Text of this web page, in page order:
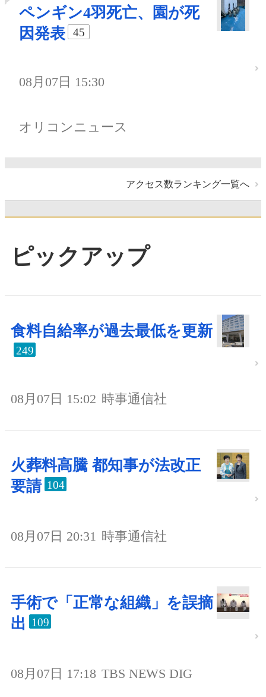
ペンギン4羽死亡、園が死
因発表
45
08月07日 15:30
オリコンニュース
アクセス数ランキング一覧へ
ピックアップ
食料自給率が過去最低を更新
249
08月07日 15:02 時事通信社
火葬料高騰 都知事が法改正
要請 104
08月07日 20:31 時事通信社
手術で「正常な組織」を誤摘
出
109
08月07日 17:18 TBS NEWS DIG